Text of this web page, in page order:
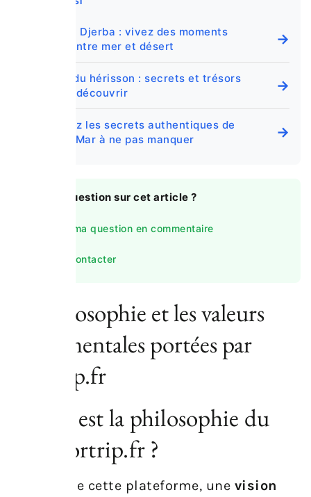
Excursion Djerba : vivez des moments
uniques entre mer et désert
→
cascade du hérisson : secrets et trésors
cachés à découvrir
→
Découvrez les secrets authentiques de
Tossa de Mar à ne pas manquer
→
Une question sur cet article ?
Poser ma question en commentaire
Nous contacter
La philosophie et les valeurs
fondamentales portées par
sportrip.fr
Quelle est la philosophie du
site sportrip.fr ?
Au cœur de cette plateforme, une vision